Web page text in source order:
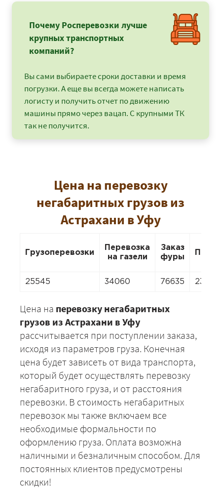
Почему Росперевозки лучше
крупных транспортных
компаний?
Вы сами выбираете сроки доставки и время
погрузки. А еще вы всегда можете написать
логисту и получить отчет по движению
машины прямо через вацап. С крупными ТК
так не получится.
Цена на перевозку
негабаритных грузов из
Астрахани в Уфу
Грузоперевозки
Перевозка
на газели
Заказ
фуры
25545 34060 76635 23842
Цена на перевозку негабаритных
грузов из Астрахани в Уфу
рассчитывается при поступлении заказа,
исходя из параметров груза. Конечная
цена будет зависеть от вида транспорта,
который будет осуществлять перевозку
негабаритного груза, и от расстояния
перевозки. В стоимость негабаритных
перевозок мы также включаем все
необходимые формальности по
оформлению груза. Оплата возможна
наличными и безналичным способом. Для
постоянных клиентов предусмотрены
скидки!